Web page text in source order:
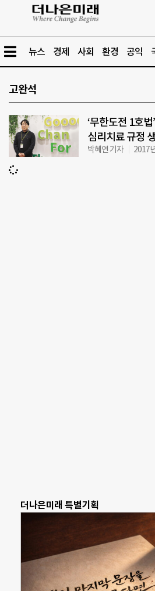
뉴스 경제 사회 환경 공익
고완석
‘무한도전 1호
심리치료 규정
박혜연 기자 2017
더나은미래 특별기획